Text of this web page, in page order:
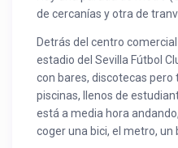
de cercanías y otra de
Detrás del centro
estadio del Sevilla Fútbol
con bares, discotecas
piscinas, llenos de
está a media hora
coger una bici, el metro, un